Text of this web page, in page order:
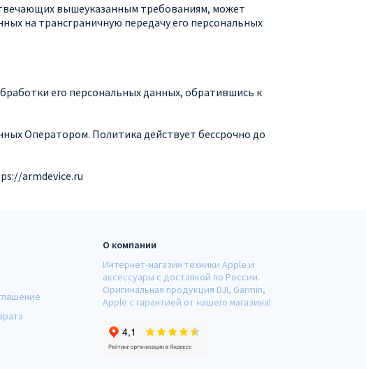
вышеуказанным требованиям, может
на трансграничную передачу его персональных
его персональных данных, обратившись к
Оператором. Политика действует бессрочно до
armdevice.ru
О компании
Интернет-магазин техники Apple и
аксессуары с доставкой по России.
Оригинальная продукция DJI, Garmin,
Apple с гарантией от нашего магазина!